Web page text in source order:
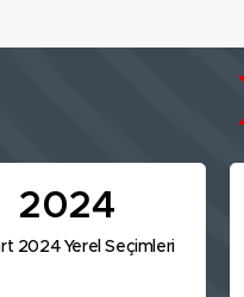
2024
2024 Yerel Seçimleri